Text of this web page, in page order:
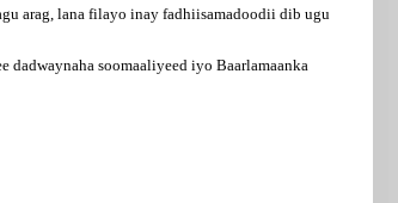
arag, lana filayo inay fadhiisamadoodii dib ugu
dadwaynaha soomaaliyeed iyo Baarlamaanka